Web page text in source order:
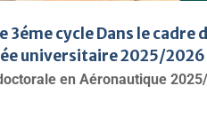
3éme cycle Dans le cadre
universitaire 2025/2026
en Aéronautique